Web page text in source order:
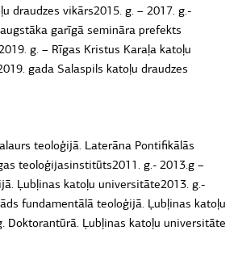
draudzes vikārs2015. g. – 2017. g.-
garīgā semināra prefekts
g. – Rīgas Kristus Karaļa katoļu
gada Salaspils katoļu draudzes
teoloģijā. Laterāna Pontifikālās
teoloģijasinstitūts2011. g.- 2013.g –
Ļubļinas katoļu universitāte2013. g.-
fundamentālā teoloģijā. Ļubļinas katoļu
Doktorantūrā. Ļubļinas katoļu universitāte